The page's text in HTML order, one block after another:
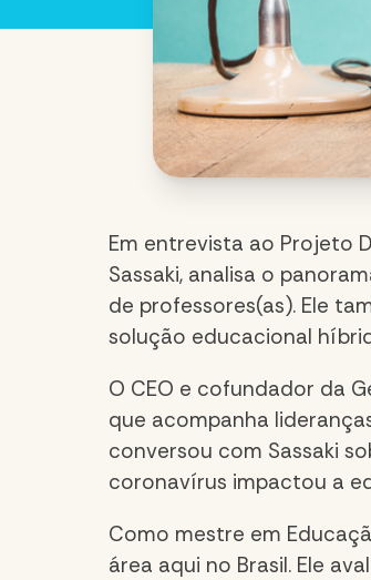
Em entrevista ao Projeto
Sassaki, analisa o
de professores(as). Ele
solução educacional
O CEO e cofundador da
que acompanha
conversou com Sassaki
coronavírus impactou a
Como mestre em
área aqui no Brasil. Ele